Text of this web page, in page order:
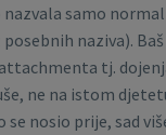
samo
naziva).
tj.
ne na istom
se nosio prije, sad